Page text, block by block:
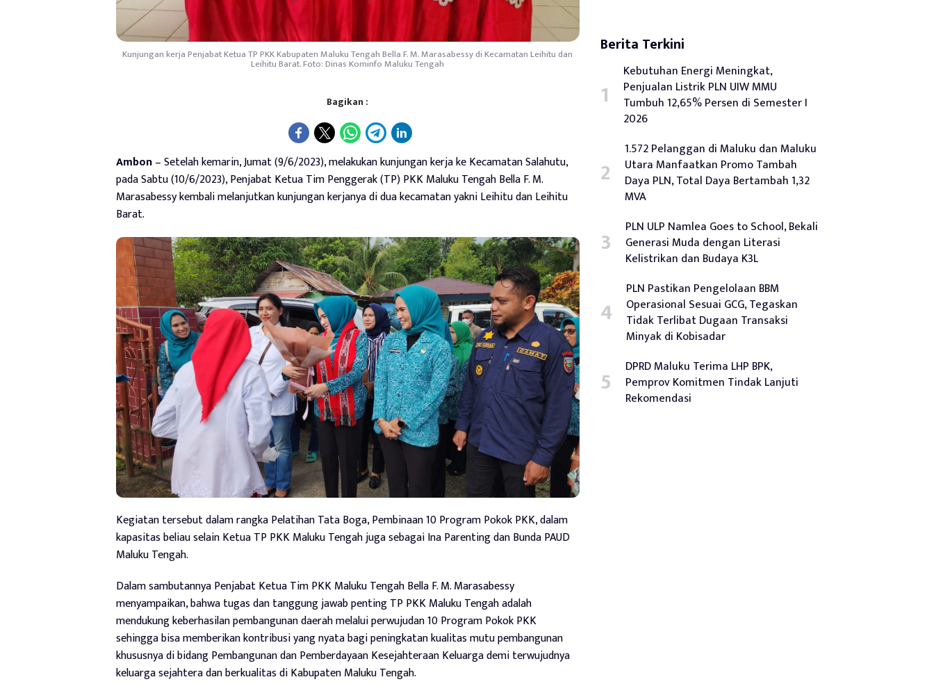
Kunjungan kerja Penjabat Ketua TP PKK Kabupaten Maluku Tengah Bella F. M. Marasabessy di Kecamatan Leihitu dan
Leihitu Barat. Foto: Dinas Kominfo Maluku Tengah
Bagikan :
Ambon– Setelah kemarin, Jumat (9/6/2023), melakukan kunjungan kerja ke Kecamatan Salahutu,
pada Sabtu (10/6/2023), Penjabat Ketua Tim Penggerak (TP) PKK Maluku Tengah Bella F. M.
Marasabessy kembali melanjutkan kunjungan kerjanya di dua kecamatan yakni Leihitu dan Leihitu
Barat.
Kegiatan tersebut dalam rangka Pelatihan Tata Boga, Pembinaan 10 Program Pokok PKK, dalam
kapasitas beliau selain Ketua TP PKK Maluku Tengah juga sebagai Ina Parenting dan Bunda PAUD
Maluku Tengah.
Dalam sambutannya Penjabat Ketua Tim PKK Maluku Tengah Bella F. M. Marasabessy
menyampaikan, bahwa tugas dan tanggung jawab penting TP PKK Maluku Tengah adalah
mendukung keberhasilan pembangunan daerah melalui perwujudan 10 Program Pokok PKK
sehingga bisa memberikan kontribusi yang nyata bagi peningkatan kualitas mutu pembangunan
khususnya di bidang Pembangunan dan Pemberdayaan Kesejahteraan Keluarga demi terwujudnya
keluarga sejahtera dan berkualitas di Kabupaten Maluku Tengah.
Berita Terkini
Kebutuhan Energi Meningkat,
Penjualan Listrik PLN UIW MMU
Tumbuh 12,65% Persen di Semester I
2026
1.572 Pelanggan di Maluku dan Maluku
Utara Manfaatkan Promo Tambah
Daya PLN, Total Daya Bertambah 1,32
MVA
PLN ULP Namlea Goes to School, Bekali
Generasi Muda dengan Literasi
Kelistrikan dan Budaya K3L
PLN Pastikan Pengelolaan BBM
Operasional Sesuai GCG, Tegaskan
Tidak Terlibat Dugaan Transaksi
Minyak di Kobisadar
DPRD Maluku Terima LHP BPK,
Pemprov Komitmen Tindak Lanjuti
Rekomendasi